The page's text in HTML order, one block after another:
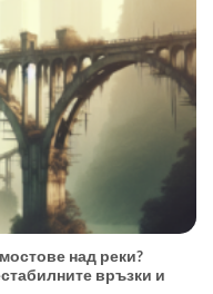
над реки?
връзки и